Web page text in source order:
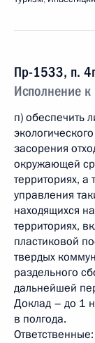
Пр-1533, п.
Исполнение
п) обеспечить
засорения
окружающей
территориях,
управления
находящихся
территориях,
пластиковой
твердых
раздельного
дальнейшей
Доклад – до 1
в полгода.